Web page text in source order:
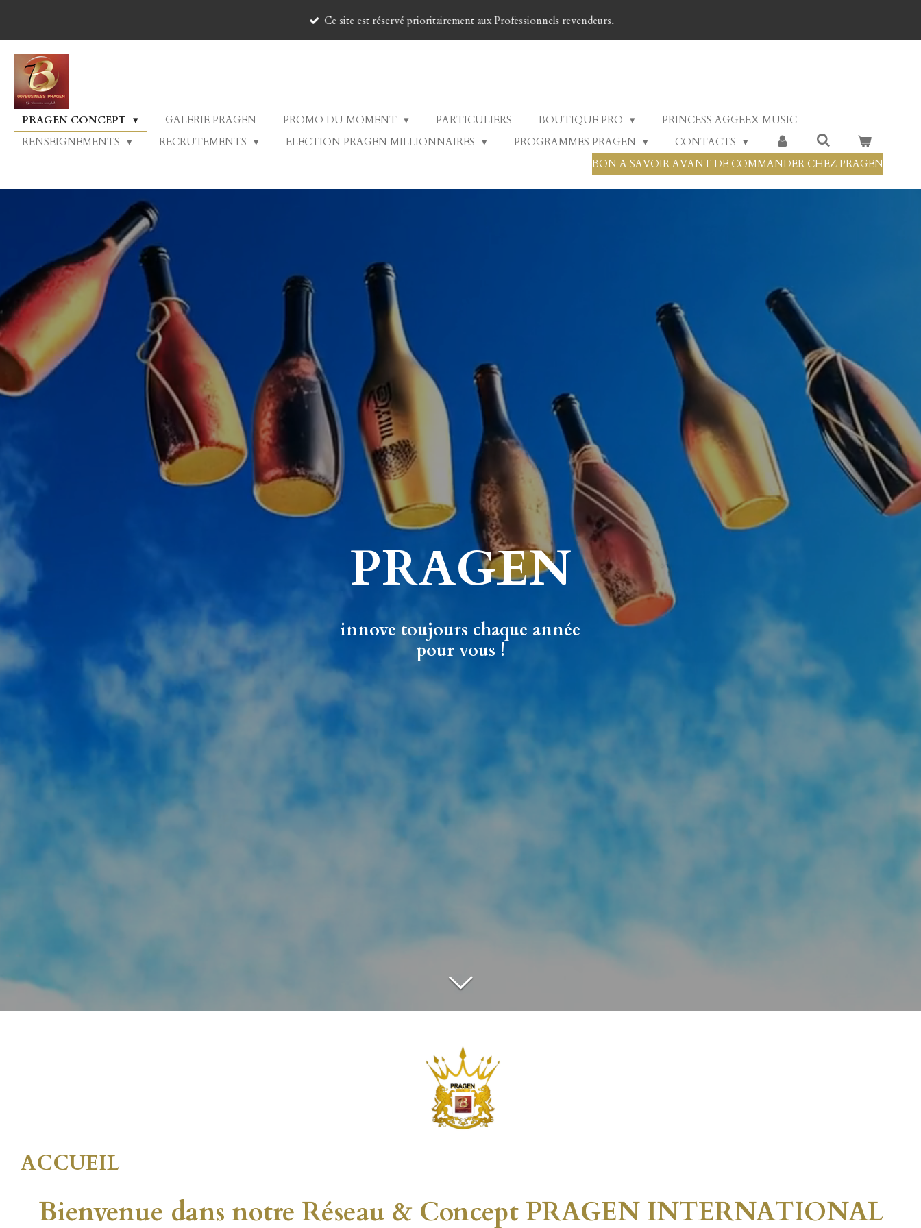
contenu
principal
Ce site est réservé prioritairement aux Professionnels revendeurs.
PRAGEN CONCEPT GALERIE PRAGEN PROMO DU MOMENT PARTICULIERS BOUTIQUE PRO
PRINCESS AGGEEX MUSIC
RENSEIGNEMENTS
RECRUTEMENTS ELECTION PRAGEN MILLIONNAIRES PROGRAMMES PRAGEN
CONTACTS
BON A SAVOIR AVANT DE COMMANDER CHEZ PRAGEN
PRAGEN
innove toujours chaque année
pour vous !
ACCUEIL
Bienvenue dans notre Réseau & Concept PRAGEN INTERNATIONAL